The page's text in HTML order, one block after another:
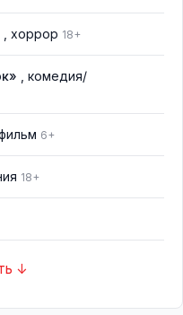
, хоррор 18+
, комедия/
6+
18+
↓